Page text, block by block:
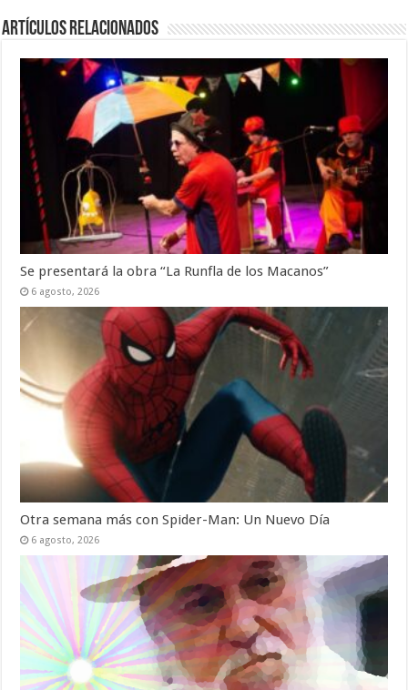
Artículos Relacionados
Se presentará la obra “La Runfla de los Macanos”
6 agosto, 2026
Otra semana más con Spider-Man: Un Nuevo Día
6 agosto, 2026